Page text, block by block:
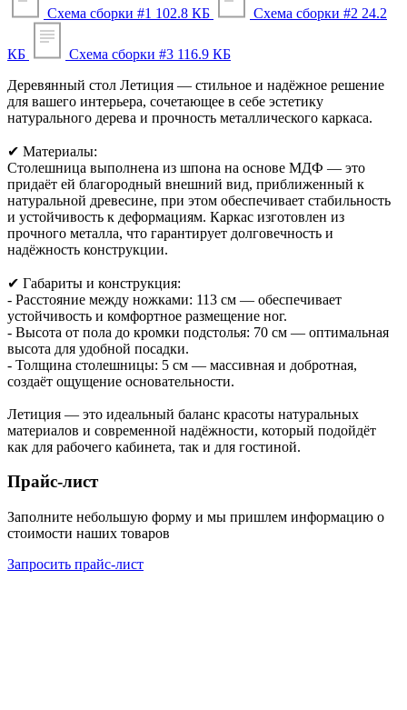
Схема сборки #1 102.8 КБ Схема сборки #2 24.2
КБ Схема сборки #3 116.9 КБ
Деревянный стол Летиция — стильное и надёжное решение
для вашего интерьера, сочетающее в себе эстетику
натурального дерева и прочность металлического каркаса.
✔ Материалы:
Столешница выполнена из шпона на основе МДФ — это
придаёт ей благородный внешний вид, приближенный к
натуральной древесине, при этом обеспечивает стабильность
и устойчивость к деформациям. Каркас изготовлен из
прочного металла, что гарантирует долговечность и
надёжность конструкции.
✔ Габариты и конструкция:
- Расстояние между ножками: 113 см — обеспечивает
устойчивость и комфортное размещение ног.
- Высота от пола до кромки подстолья: 70 см — оптимальная
высота для удобной посадки.
- Толщина столешницы: 5 см — массивная и добротная,
создаёт ощущение основательности.
Летиция — это идеальный баланс красоты натуральных
материалов и современной надёжности, который подойдёт
как для рабочего кабинета, так и для гостиной.
Прайс-лист
Заполните небольшую форму и мы пришлем информацию о
стоимости наших товаров
Запросить прайс-лист